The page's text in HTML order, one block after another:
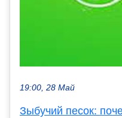
19:00, 28 Май
Зыбучий песок: